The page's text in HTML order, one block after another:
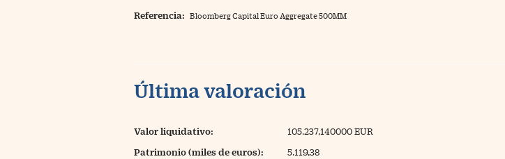
Referencia: Bloomberg Capital Euro Aggregate 500MM
Última valoración
Valor liquidativo: 105.237,140000 EUR
Patrimonio (miles de euros): 5.119,38